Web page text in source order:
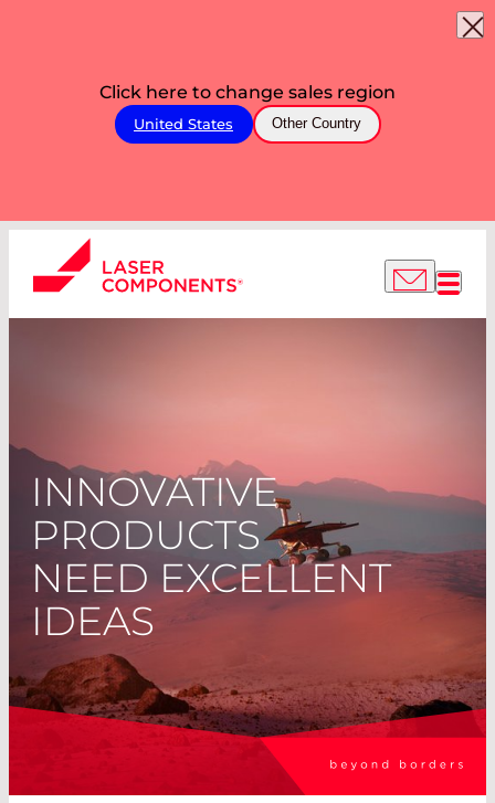
Click here to change sales region
United States Other Country
INNOVATIVE
PRODUCTS
NEED EXCELLENT
IDEAS